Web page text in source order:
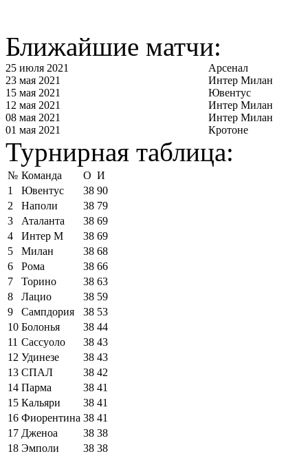
Ближайшие матчи:
25 июля 2021
Арсенал
23 мая 2021
Интер Милан
15 мая 2021
Ювентус
12 мая 2021
Интер Милан
08 мая 2021
Интер Милан
01 мая 2021
Кротоне
Турнирная таблица:
№ Команда О И
1
Ювентус 38 90
2
Наполи 38 79
3
Аталанта 38 69
4
Интер М 38 69
5
Милан 38 68
6
Рома 38 66
7
Торино 38 63
8
Лацио 38 59
9
Сампдория 38 53
10 Болонья 38 44
11 Сассуоло 38 43
12 Удинезе 38 43
13 СПАЛ 38 42
14 Парма 38 41
15 Кальяри 38 41
16 Фиорентина 38 41
17 Дженоа 38 38
18 Эмполи 38 38